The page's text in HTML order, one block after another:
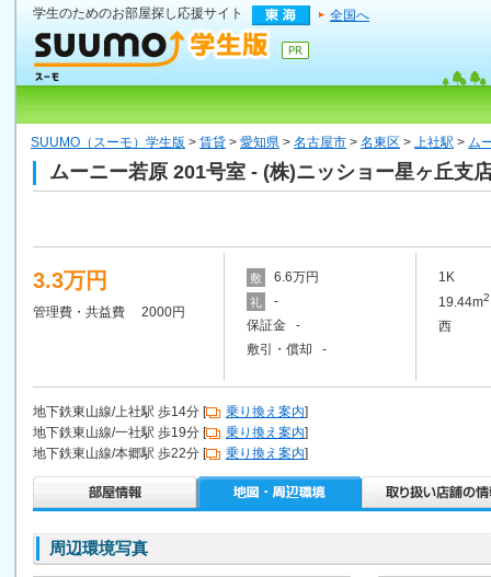
学生のためのお部屋探し応援サイト 全国へ
SUUMO（スーモ）学生版 > 賃貸 > 愛知県 > 名古屋市 > 名東区 > 上社駅 > ム
ムーニー若原 201号室 - (株)ニッショー星ヶ丘支
3.3万円
管理費・共益費 2000円
敷 6.6万円
礼
-
保証金 -
敷引・償却 -
1K
19.44m2
西
地下鉄東山線/上社駅 歩14分 [ 乗り換え案内]
地下鉄東山線/一社駅 歩19分 [
乗り換え案内]
地下鉄東山線/本郷駅 歩22分 [
乗り換え案内]
周辺環境写真